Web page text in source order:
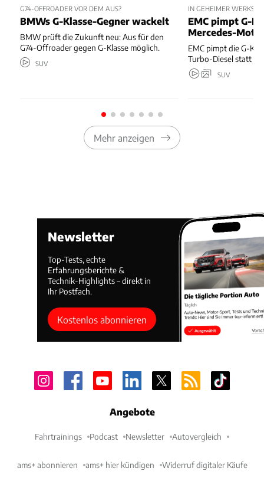
G74-OFFROADER VOR DEM AUS?
BMWs G-Klasse-Gegner wackelt
BMW prüft die Zukunft neu: Aus für den
G74-Offroader gegen G-Klasse möglich.
SUV
IN GEHEIMER
EMC pimpt G-
Mercedes-
EMC pimpt die G-
Turbo-Diesel statt
SUV
Mehr anzeigen
Newsletter
Top-Tests, echte
Erfahrungsberichte &
Technik-Highlights – direkt in
Ihr Postfach.
Kostenlos abonnieren
Angebote
Fahrtrainings Podcast Newsletter Autovergleich
ams+ abonnieren ams+ hier kündigen Widerruf digitaler Käufe